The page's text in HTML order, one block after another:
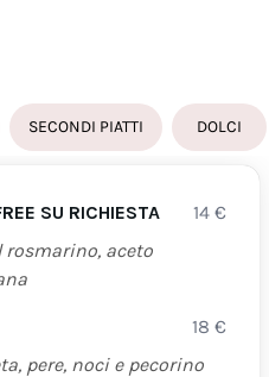
SECONDI PIATTI DOLCI
SU RICHIESTA 14 €
rosmarino, aceto
18 €
pere, noci e pecorino